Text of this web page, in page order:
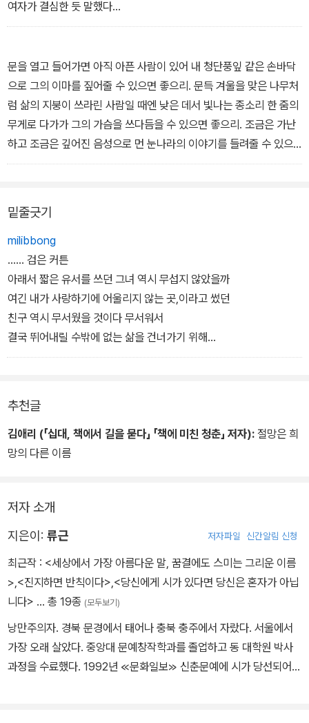
그런 것들에 내 일찍이
이름을 붙여주진 못하였다
그러나 나는 또 이름 없이
다친다
상처는 나의 체질
오, 저 찬란한 채찍
겨울에 죽었다 그녀는 프랑스 유학과 가난한 애인 사이에서 떠돌다
결국 오래 잠드는 쪽을 선택했다 하지만 오랜 잠이
아내가 사랑의 찬가를 듣는 한낮이 나는 무덤 같고
삶에서 아무런 빛을 꿈꾼 적 없는데도 위독해진다
사랑에 찬가를 붙일 수 있는 사람은 깊이 사랑한 사람이 아닐 것
이라고 나는 생각한다 아내의 남편이 되면서 내 사랑은
쉽게 불륜이 되었지만 모든 사랑이 불륜이 되는 삶만큼
친구 역시 무서웠을 것이다 무서워서
결국 뛰어내릴 수밖에 없는 삶을 건너가기 위해
그녀들은 얼마나 깊어진 절망으로 빛을 기다린 것일까
아내는 사랑의 찬가를 듣고 나는 빈방에서
겨울에 죽은 여자들의 생애를 생각한다 사랑 때문에
사랑을 버리는 일은 그녀들에게 생애의 모든 빛을 버리는 것이었고
모든 사랑이 불륜이 되어버린 나에게 겨울은 문득 위독한 빛으로
여자가 결심한 듯 말했다
너무 아픈 사랑은 사랑이 아니었다,
이제 믿기로 했어요.
믿는 자에게 기쁨이 있고 천국이 있을 테지만
여자여, 너무 아픈 사랑도 세상에는 없고
사랑이 아닌 사랑도 세상에는 없는 것
다만 사랑이 제 힘으로 사랑을 살아내는 것이어서
사랑에 어찌 앞뒤로 집을 지을 세간이 있겠느냐
차창에 기대 나는 느릿느릿 혼자 중얼거렸다
그 유행가 가사,
먼 전생에 내가 쓴 유서였다는 걸 너는 모른다
문을 열고 들어가면 아직 아픈 사람이 있어 내 청단풍잎 같은 손바닥
으로 그의 이마를 짚어줄 수 있으면 좋으리. 문득 겨울을 맞은 나무처
럼 삶의 지붕이 쓰라린 사람일 때엔 낮은 데서 빛나는 종소리 한 줌의
무게로 다가가 그의 가슴을 쓰다듬을 수 있으면 좋으리. 조금은 가난
하고 조금은 깊어진 음성으로 먼 눈나라의 이야기를 들려줄 수 있으
면 좋으리. 손금이 마주치는 순간의 평화와 안식을 얹어줄 수 있으면
고 깊은 눈나라에 고요히 갇힐 수 있으면 좋으리.
- 시인이 쓰는 산문
밑줄긋기
milibbong
...... 검은 커튼
아래서 짧은 유서를 쓰던 그녀 역시 무섭지 않았을까
여긴 내가 사랑하기에 어울리지 않는 곳,이라고 썼던
친구 역시 무서웠을 것이다 무서워서
결국 뛰어내릴 수밖에 없는 삶을 건너가기 위해
그녀들은 얼마나 깊은 절망으로 빛을 기다린것일까
추천글
김애리 (「십대, 책에서 길을 묻다」 「책에 미친 청춘」 저자): 절망은 희
망의 다른 이름
저자 소개
지은이: 류근 저자파일 신간알림 신청
최근작 : <세상에서 가장 아름다운 말, 꿈결에도 스미는 그리운 이름
> <진지하면 반칙이다> <당신에게 시가 있다면 당신은 혼자가 아닙
니다> … 총 19종 (모두보기)
낭만주의자. 경북 문경에서 태어나 충북 충주에서 자랐다. 서울에서
가장 오래 살았다. 중앙대 문예창작학과를 졸업하고 동 대학원 박사
과정을 수료했다. 1992년 ≪문화일보≫ 신춘문예에 시가 당선되어